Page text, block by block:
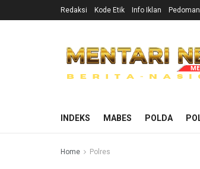
Redaksi Kode Etik Info Iklan
INDEKS MABES POLDA
Home Polres